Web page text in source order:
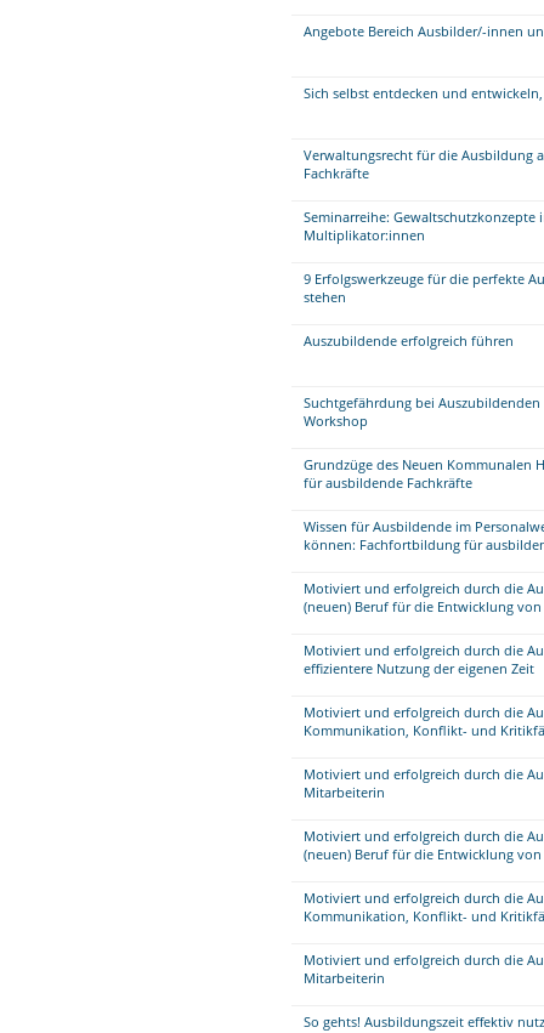
Angebote Bereich Ausbilder/-innen
Sich selbst entdecken und
Verwaltungsrecht für die Ausbildung
Fachkräfte
Seminarreihe:
Multiplikator:innen
9 Erfolgswerkzeuge für die perfekte
stehen
Auszubildende erfolgreich führen
Suchtgefährdung bei
Workshop
Grundzüge des Neuen Kommunalen
für ausbildende Fachkräfte
Wissen für Ausbildende im
können: Fachfortbildung für
Motiviert und erfolgreich durch die
(neuen) Beruf für die Entwicklung
Motiviert und erfolgreich durch die
effizientere Nutzung der eigenen Zeit
Motiviert und erfolgreich durch die
Kommunikation, Konflikt- und
Motiviert und erfolgreich durch die
Mitarbeiterin
Motiviert und erfolgreich durch die
(neuen) Beruf für die Entwicklung
Motiviert und erfolgreich durch die
Kommunikation, Konflikt- und
Motiviert und erfolgreich durch die
Mitarbeiterin
So gehts! Ausbildungszeit effektiv